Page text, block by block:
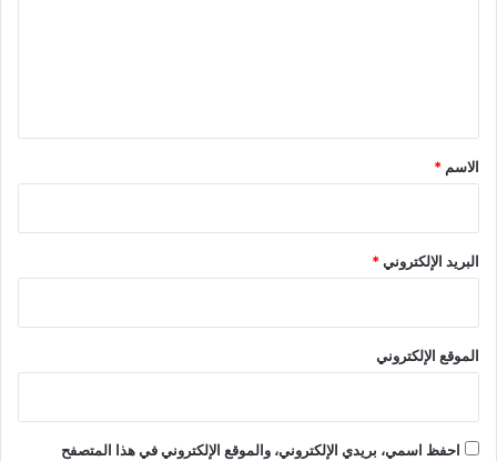
*
الاسم *
البريد الإلكتروني*
الموقع الإلكتروني
احفظ اسمي، بريدي الإلكتروني، والموقع الإلكتروني في هذا المتصفح